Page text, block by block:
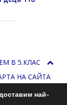
В 5.КЛАС
НА САЙТА
най-